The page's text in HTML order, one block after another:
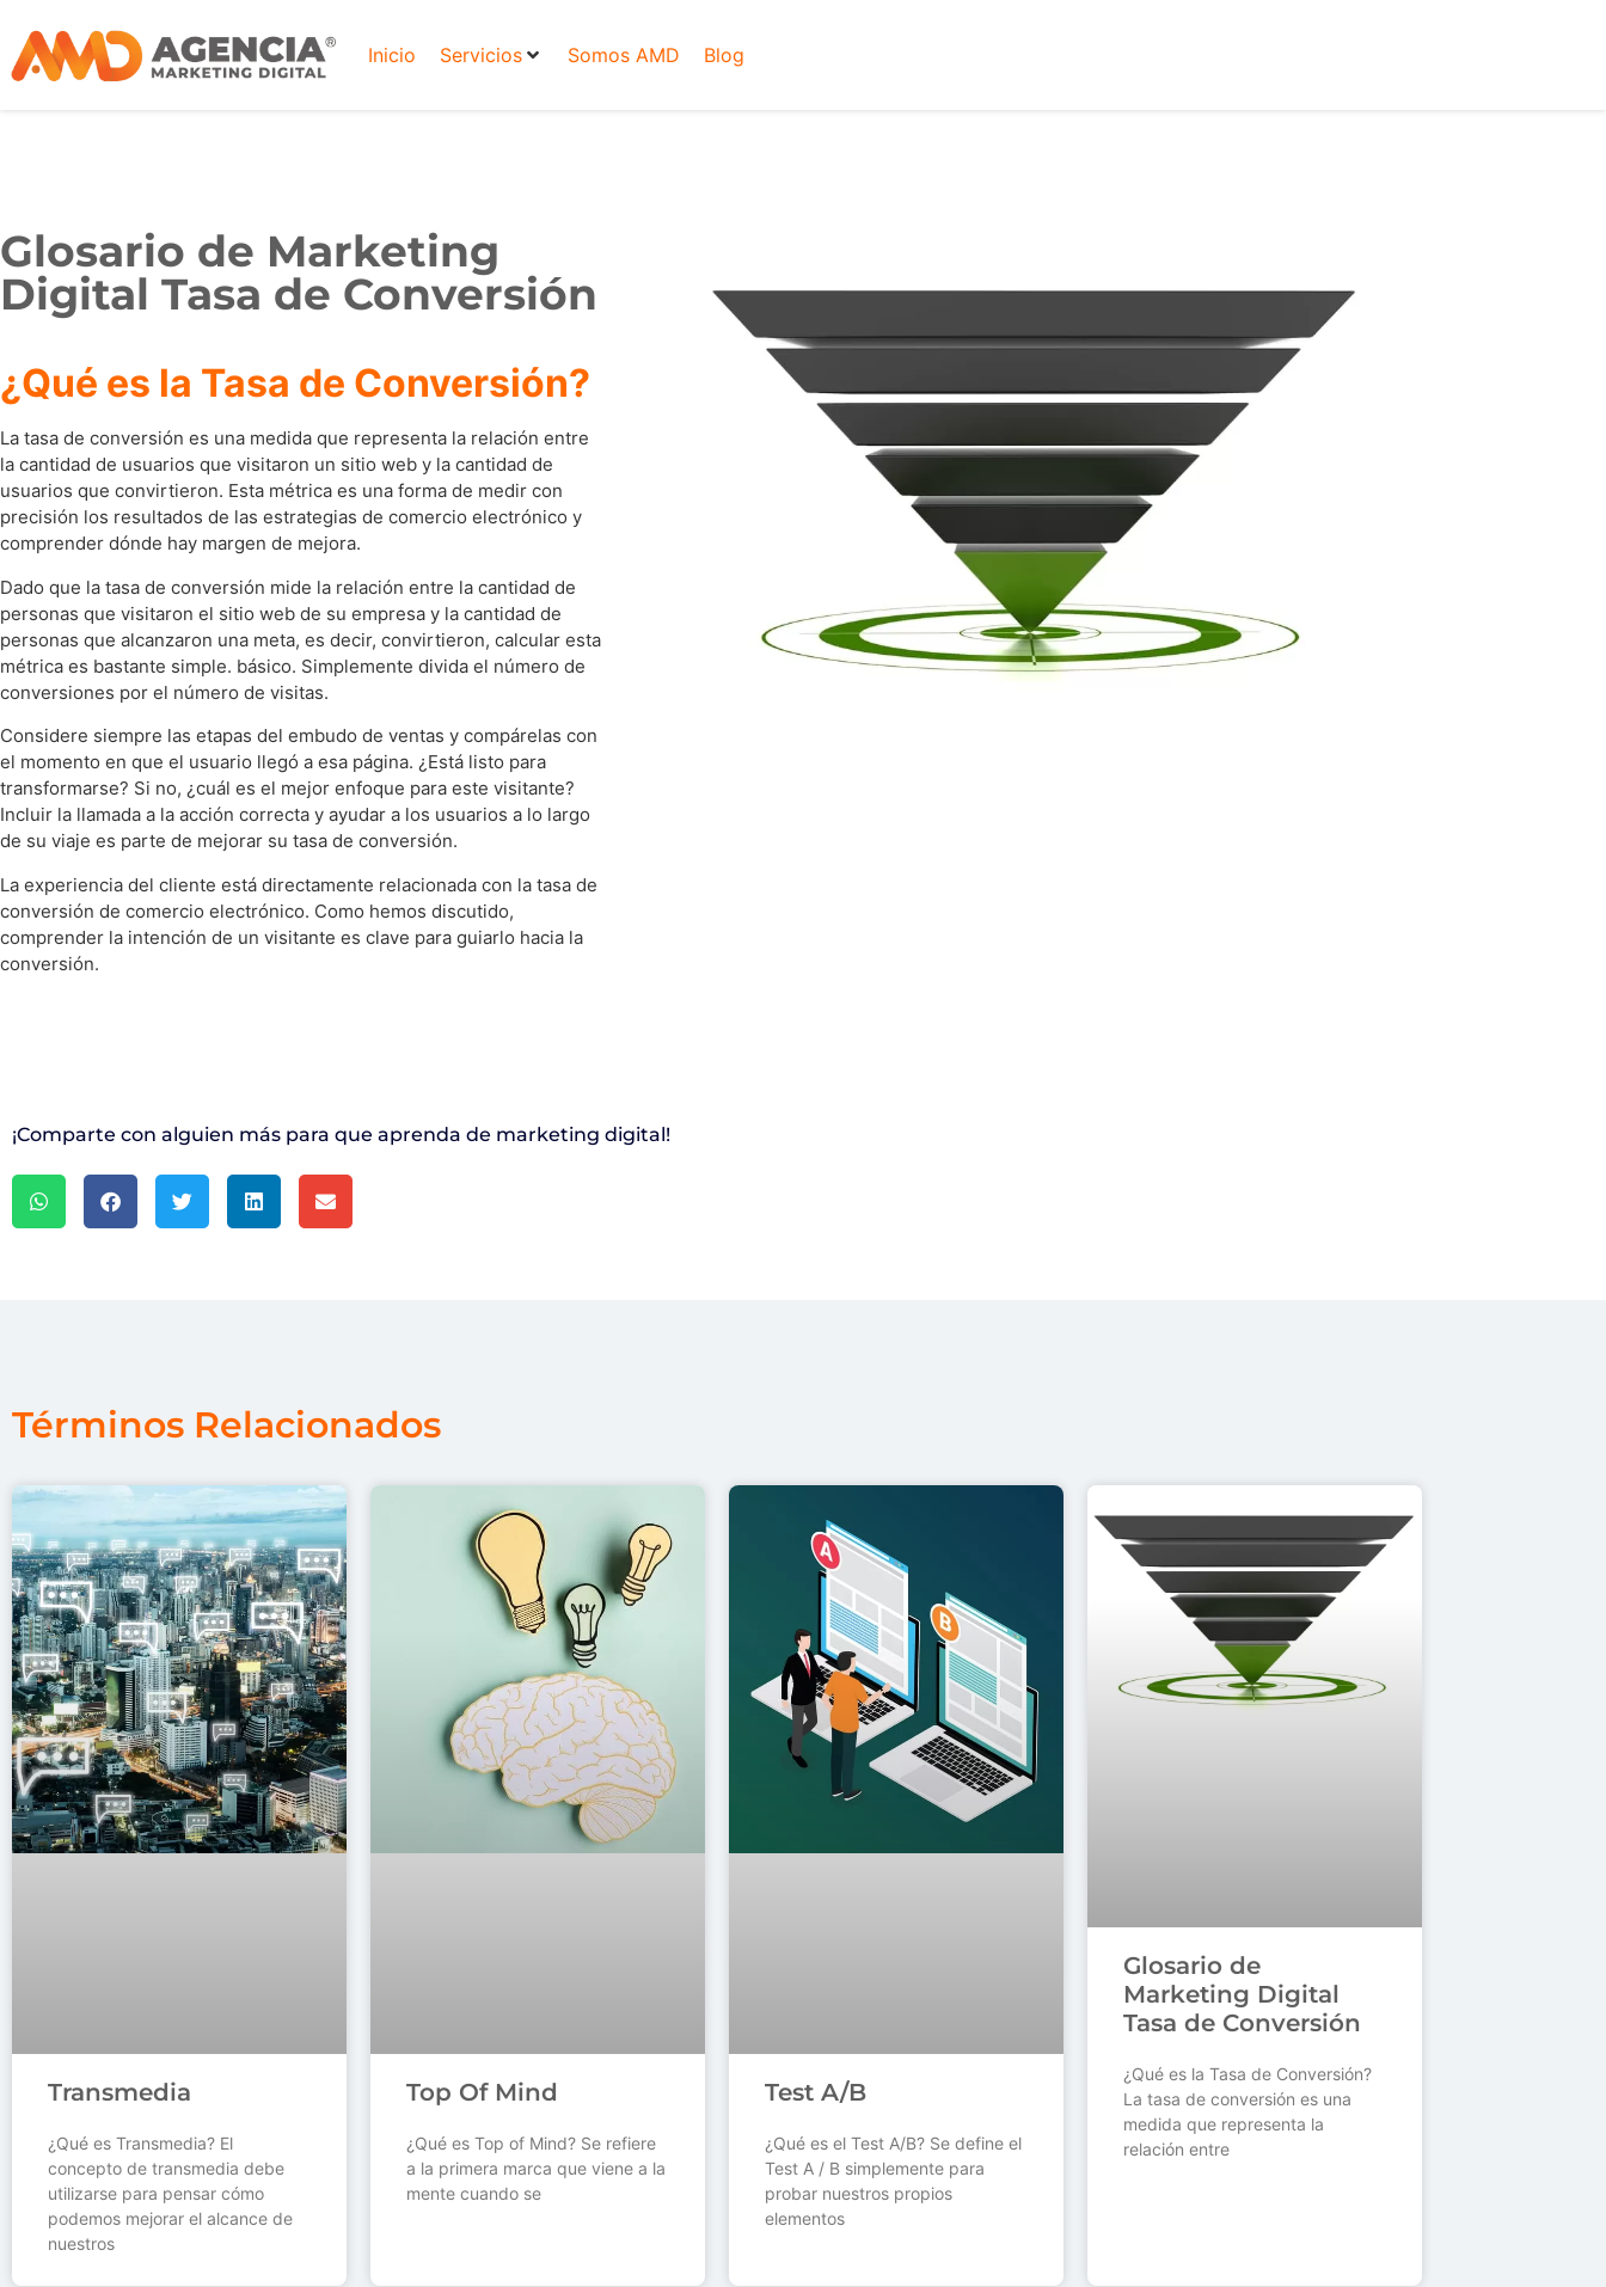
Inicio Servicios Somos AMD Blog
Glosario de Marketing
Digital Tasa de Conversión
¿Qué es la Tasa de Conversión?
La tasa de conversión es una medida que representa la relación entre
la cantidad de usuarios que visitaron un sitio web y la cantidad de
usuarios que convirtieron. Esta métrica es una forma de medir con
precisión los resultados de las estrategias de comercio electrónico y
comprender dónde hay margen de mejora.
Dado que la tasa de conversión mide la relación entre la cantidad de
personas que visitaron el sitio web de su empresa y la cantidad de
personas que alcanzaron una meta, es decir, convirtieron, calcular esta
métrica es bastante simple. básico. Simplemente divida el número de
conversiones por el número de visitas.
Considere siempre las etapas del embudo de ventas y compárelas con
el momento en que el usuario llegó a esa página. ¿Está listo para
transformarse? Si no, ¿cuál es el mejor enfoque para este visitante?
Incluir la llamada a la acción correcta y ayudar a los usuarios a lo largo
de su viaje es parte de mejorar su tasa de conversión.
La experiencia del cliente está directamente relacionada con la tasa de
conversión de comercio electrónico. Como hemos discutido,
comprender la intención de un visitante es clave para guiarlo hacia la
conversión.
¡Comparte con alguien más para que aprenda de marketing digital!
Términos Relacionados
Transmedia
¿Qué es Transmedia? El
concepto de transmedia debe
utilizarse para pensar cómo
podemos mejorar el alcance de
nuestros
Top Of Mind
¿Qué es Top of Mind? Se refiere
a la primera marca que viene a la
mente cuando se
Test A/B
¿Qué es el Test A/B? Se define el
Test A / B simplemente para
probar nuestros propios
elementos
Glosario de
Marketing Digital
Tasa de Conversión
¿Qué es la Tasa de Conversión?
La tasa de conversión es una
medida que representa la
relación entre